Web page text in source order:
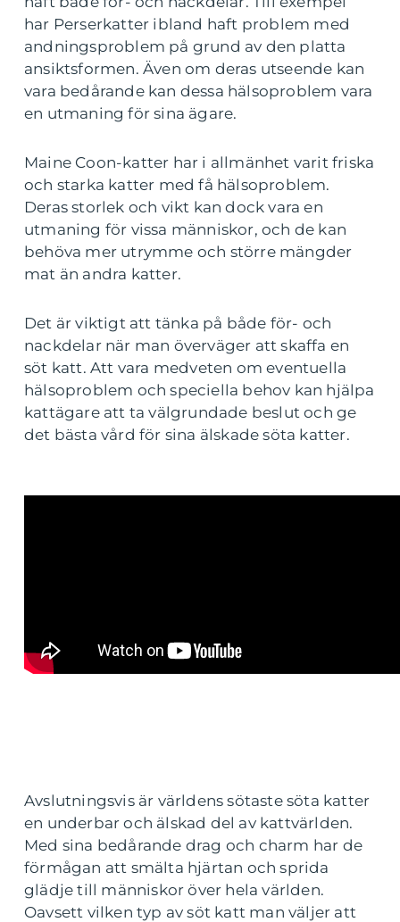
har Perserkatter ibland haft problem med
andningsproblem på grund av den platta
ansiktsformen. Även om deras utseende kan
vara bedårande kan dessa hälsoproblem vara
en utmaning för sina ägare.
Maine Coon-katter har i allmänhet varit friska
och starka katter med få hälsoproblem.
Deras storlek och vikt kan dock vara en
utmaning för vissa människor, och de kan
behöva mer utrymme och större mängder
mat än andra katter.
Det är viktigt att tänka på både för- och
nackdelar när man överväger att skaffa en
söt katt. Att vara medveten om eventuella
hälsoproblem och speciella behov kan hjälpa
kattägare att ta välgrundade beslut och ge
det bästa vård för sina älskade söta katter.
Avslutningsvis är världens sötaste söta katter
en underbar och älskad del av kattvärlden.
Med sina bedårande drag och charm har de
förmågan att smälta hjärtan och sprida
glädje till människor över hela världen.
Oavsett vilken typ av söt katt man väljer att